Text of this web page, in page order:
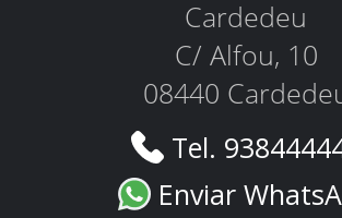
Cardedeu
C/ Alfou, 10
08440
Tel.
Enviar